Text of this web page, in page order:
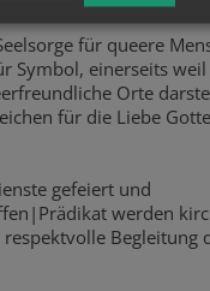
für queere
Symbol, einerseits
Orte
für die Liebe
gefeiert und
werden
Begleitung